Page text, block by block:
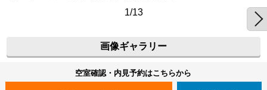
1/13
画像ギャラリー
空室確認・内見予約はこちらから